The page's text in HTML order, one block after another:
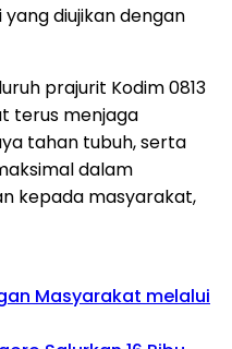
diujikan dengan
prajurit Kodim 0813
terus menjaga
tahan tubuh, serta
dalam
kepada masyarakat,
Masyarakat melalui